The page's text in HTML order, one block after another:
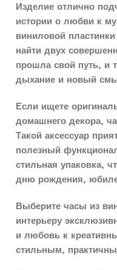
Изделие отлично
истории о любви к
виниловой
найти двух
прошла свой путь, и
дыхание и новый
Если ищете
домашнего декора,
Такой аксессуар
полезный
стильная упаковка,
дню рождения,
Выберите часы из
интерьеру
и любовь к
стильным,